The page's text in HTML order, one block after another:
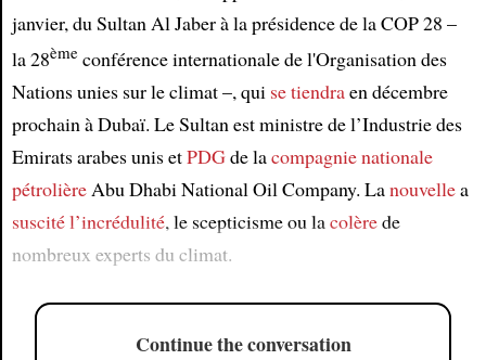
janvier, du Sultan Al Jaber à la présidence de la COP 28 –
la 28èmeconférence internationale de l'Organisation des
Nations unies sur le climat –, qui se tiendraen décembre
prochain à Dubaï. Le Sultan est ministre de l’Industrie des
Emirats arabes unis etPDGde lacompagnie nationale
pétrolièreAbu Dhabi National Oil Company. Lanouvellea
suscitél’incrédulité, le scepticisme ou lacolèrede
nombreux experts du climat.
Continue the conversation